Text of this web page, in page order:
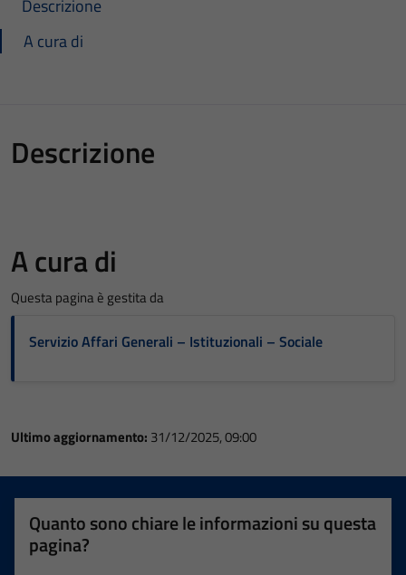
Descrizione
A cura di
Descrizione
A cura di
Questa pagina è gestita da
Servizio Affari Generali – Istituzionali – Sociale
Ultimo aggiornamento: 31/12/2025, 09:00
Quanto sono chiare le informazioni su questa
pagina?